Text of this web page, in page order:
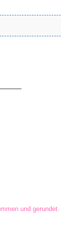
und